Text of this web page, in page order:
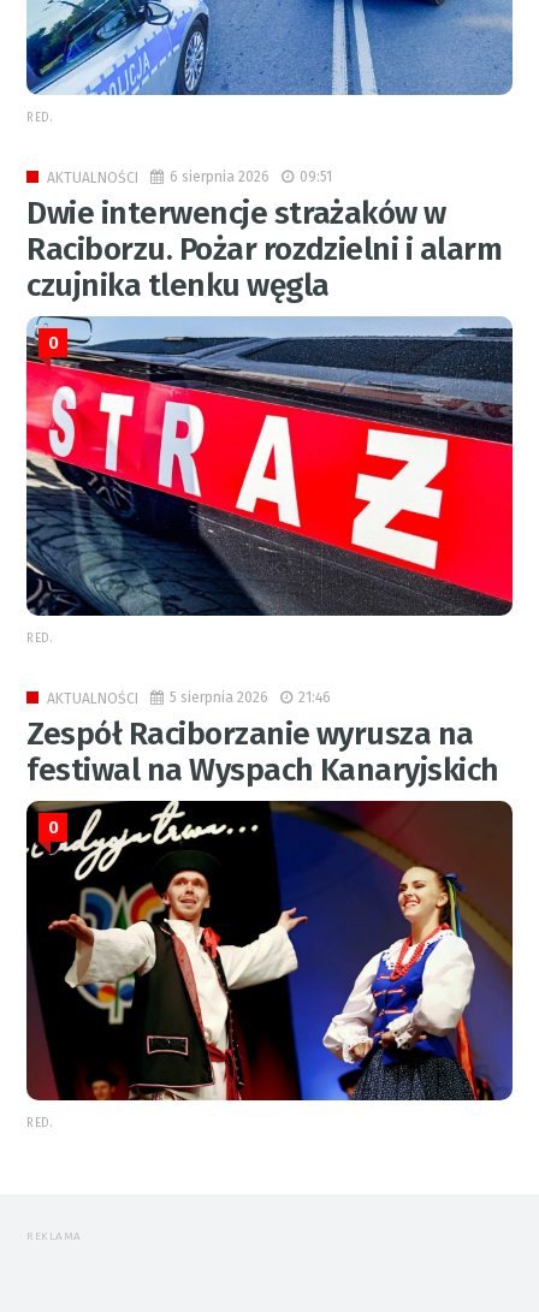
RED.
AKTUALNOŚCI 6 sierpnia 2026 09:51
Dwie interwencje strażaków w
Raciborzu. Pożar rozdzielni i alarm
czujnika tlenku węgla
0
RED.
AKTUALNOŚCI 5 sierpnia 2026 21:46
Zespół Raciborzanie wyrusza na
festiwal na Wyspach Kanaryjskich
0
RED.
REKLAMA